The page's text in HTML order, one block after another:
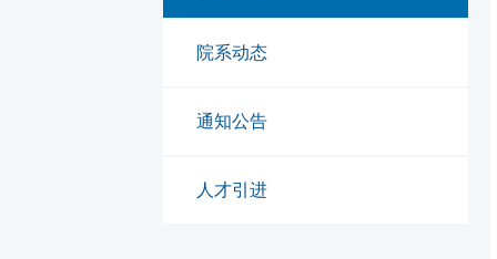
院系动态
通知公告
人才引进